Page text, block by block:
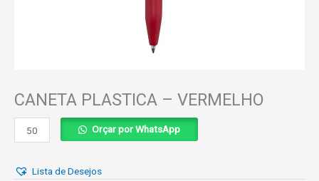
CANETA PLASTICA – VERMELHO
CANETA
PLASTICA
VERMELHO
Orçar por WhatsApp
Lista de Desejos